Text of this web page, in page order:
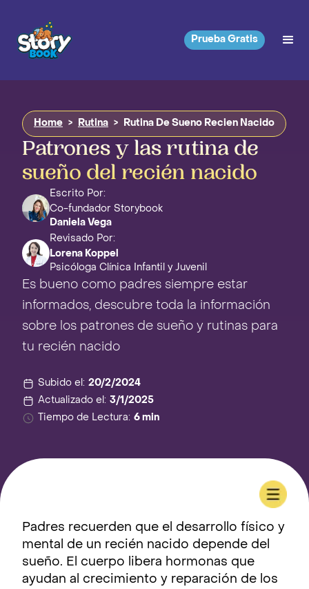
Prueba Gratis
Home > Rutina > Rutina De Sueno Recien Nacido
Patrones y las rutina de
sueño del recién nacido
Escrito Por:
Co-fundador Storybook
Daniela Vega
Revisado Por:
Lorena Koppel
Psicóloga Clínica Infantil y Juvenil
Es bueno como padres siempre estar
informados, descubre toda la información
sobre los patrones de sueño y rutinas para
tu recién nacido
Subido el: 20/2/2024
Actualizado el: 3/1/2025
Tiempo de Lectura: 6 min
Padres recuerden que el desarrollo físico y
mental de un recién nacido depende del
sueño. El cuerpo libera hormonas que
ayudan al crecimiento y reparación de los